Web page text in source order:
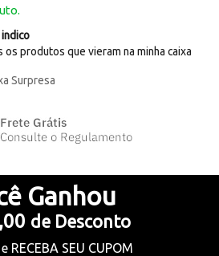
produtos que vieram na minha caixa
Surpresa
Ganhou
de Desconto
RECEBA SEU CUPOM